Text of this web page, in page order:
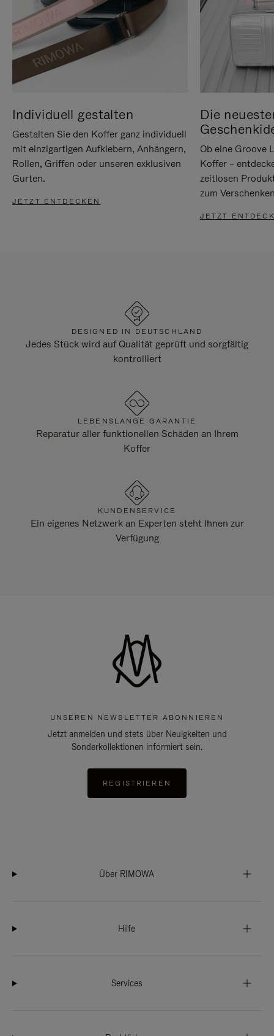
Individuell gestalten
Gestalten Sie den Koffer ganz individuell
mit einzigartigen Aufklebern, Anhängern,
Rollen, Griffen oder unseren exklusiven
Gurten.
JETZT ENTDECKEN
Die
Ob eine Groove
Koffer –
zeitlosen
zum
JETZT
DESIGNED IN DEUTSCHLAND
Jedes Stück wird auf Qualität geprüft und sorgfältig
kontrolliert
LEBENSLANGE GARANTIE
Reparatur aller funktionellen Schäden an Ihrem
Koffer
KUNDENSERVICE
Ein eigenes Netzwerk an Experten steht Ihnen zur
Verfügung
UNSEREN NEWSLETTER ABONNIEREN
Jetzt anmelden und stets über Neuigkeiten und
Sonderkollektionen informiert sein.
REGISTRIEREN
Über RIMOWA
Hilfe
Services